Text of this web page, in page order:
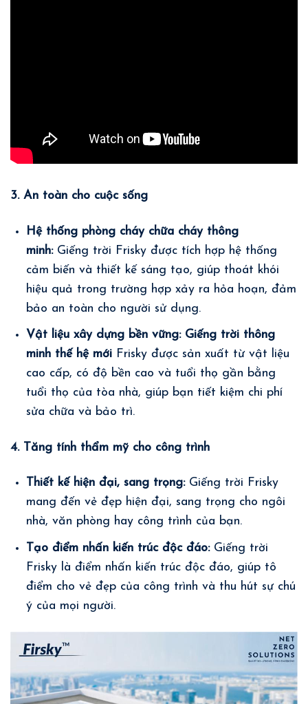
3. An toàn cho cuộc sống
Hệ thống phòng cháy chữa cháy thông
minh:Giếng trời Frisky được tích hợp hệ thống
cảm biến và thiết kế sáng tạo, giúp thoát khói
hiệu quả trong trường hợp xảy ra hỏa hoạn, đảm
bảo an toàn cho người sử dụng.
Vật liệu xây dựng bền vững: Giếng trời thông
minh thế hệ mới Frisky được sản xuất từ vật liệu
cao cấp, có độ bền cao và tuổi thọ gần bằng
tuổi thọ của tòa nhà, giúp bạn tiết kiệm chi phí
sửa chữa và bảo trì.
4. Tăng tính thẩm mỹ cho công trình
Thiết kế hiện đại, sang trọng:Giếng trời Frisky
mang đến vẻ đẹp hiện đại, sang trọng cho ngôi
nhà, văn phòng hay công trình của bạn.
Tạo điểm nhấn kiến trúc độc đáo:Giếng trời
Frisky là điểm nhấn kiến trúc độc đáo, giúp tô
điểm cho vẻ đẹp của công trình và thu hút sự chú
ý của mọi người.